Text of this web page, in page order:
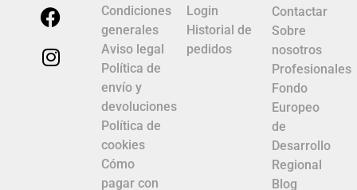
Condiciones
generales
Aviso legal
Política de
envío y
devoluciones
Política de
cookies
Cómo
pagar con
Login
Historial de
pedidos
Contactar
Sobre
nosotros
Profesionales
Fondo
Europeo
de
Desarrollo
Regional
Blog